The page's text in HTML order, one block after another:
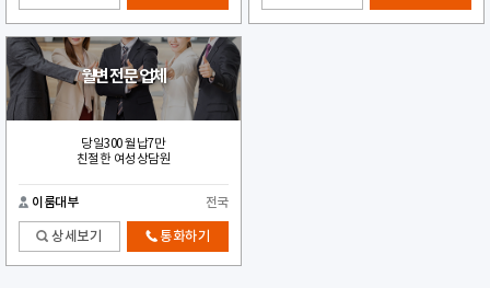
월변 전문 업체
당일300 월납7만
친절한 여성상담원
이룸대부 전국
상세보기 통화하기